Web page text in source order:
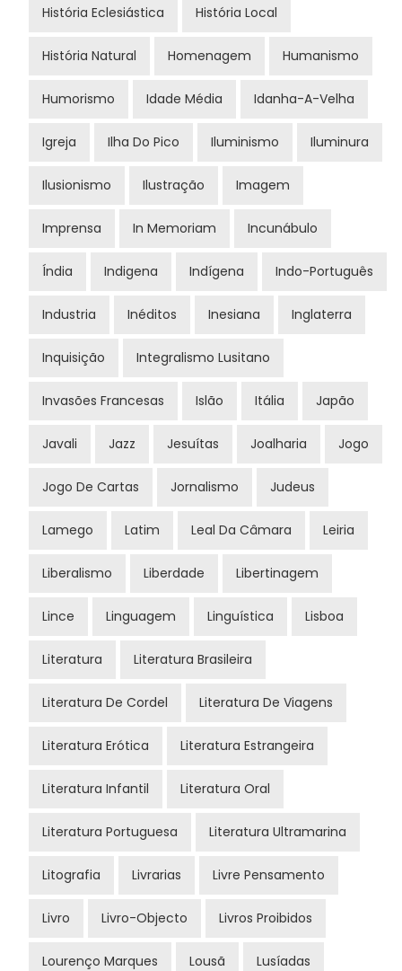
História Eclesiástica História Local
História Natural Homenagem Humanismo
Humorismo Idade Média Idanha-A-Velha
Igreja Ilha Do Pico Iluminismo Iluminura
Ilusionismo Ilustração Imagem
Imprensa In Memoriam Incunábulo
Índia Indigena Indígena Indo-Português
Industria Inéditos Inesiana Inglaterra
Inquisição Integralismo Lusitano
Invasões Francesas Islão Itália Japão
Javali Jazz Jesuítas Joalharia Jogo
Jogo De Cartas Jornalismo Judeus
Lamego Latim Leal Da Câmara Leiria
Liberalismo Liberdade Libertinagem
Lince Linguagem Linguística Lisboa
Literatura Literatura Brasileira
Literatura De Cordel Literatura De Viagens
Literatura Erótica Literatura Estrangeira
Literatura Infantil Literatura Oral
Literatura Portuguesa Literatura Ultramarina
Litografia Livrarias Livre Pensamento
Livro Livro-Objecto Livros Proibidos
Lourenço Marques Lousã Lusíadas